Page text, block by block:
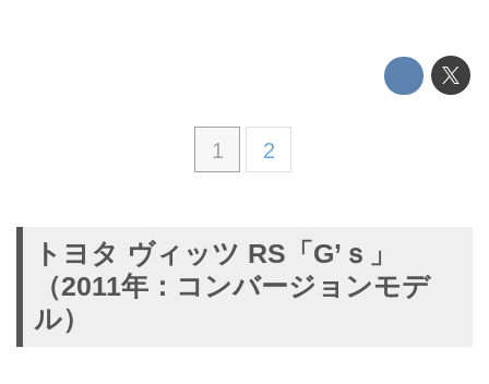
1 2
トヨタ ヴィッツ RS「G’ｓ」
（2011年：コンバージョンモデ
ル）